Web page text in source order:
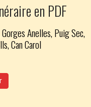
en PDF
Anelles, Puig Sec,
Can Carol